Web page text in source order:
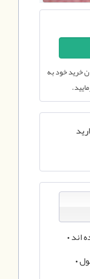
خرید خود به
0 اند
0